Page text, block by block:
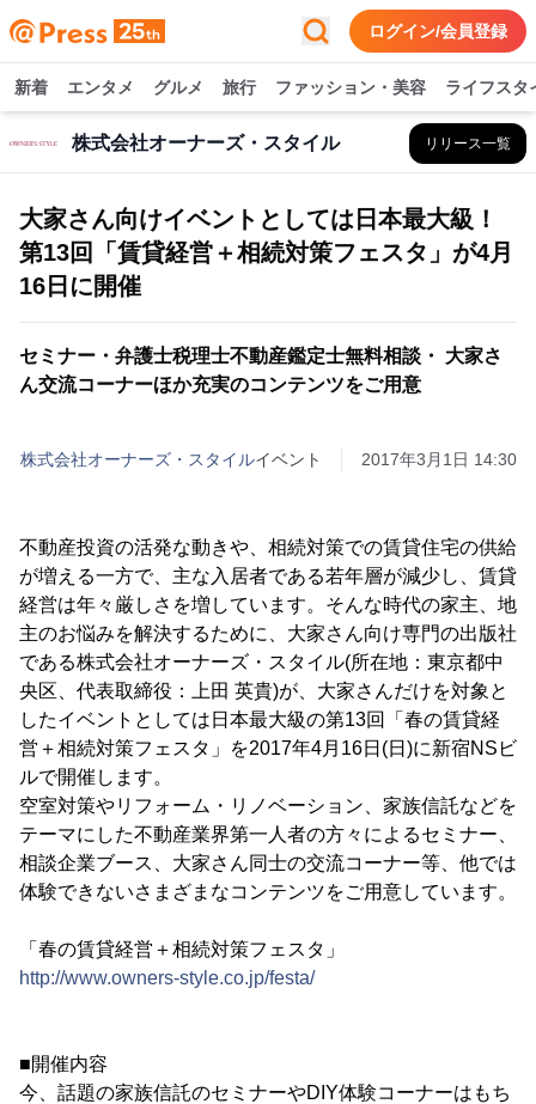
ログイン/会員登録
新着 エンタメ グルメ 旅行 ファッション・美容 ライフスタ
株式会社オーナーズ・スタイル リリース一覧
大家さん向けイベントとしては日本最大級！
第13回「賃貸経営＋相続対策フェスタ」が4月
16日に開催
セミナー・弁護士税理士不動産鑑定士無料相談・ 大家さ
ん交流コーナーほか充実のコンテンツをご用意
株式会社オーナーズ・スタイルイベント 2017年3月1日 14:30
不動産投資の活発な動きや、相続対策での賃貸住宅の供給
が増える一方で、主な入居者である若年層が減少し、賃貸
経営は年々厳しさを増しています。そんな時代の家主、地
主のお悩みを解決するために、大家さん向け専門の出版社
である株式会社オーナーズ・スタイル(所在地：東京都中
央区、代表取締役：上田 英貴)が、大家さんだけを対象と
したイベントとしては日本最大級の第13回「春の賃貸経
営＋相続対策フェスタ」を2017年4月16日(日)に新宿NSビ
ルで開催します。
空室対策やリフォーム・リノベーション、家族信託などを
テーマにした不動産業界第一人者の方々によるセミナー、
相談企業ブース、大家さん同士の交流コーナー等、他では
体験できないさまざまなコンテンツをご用意しています。
「春の賃貸経営＋相続対策フェスタ」
http://www.owners-style.co.jp/festa/
■開催内容
今、話題の家族信託のセミナーやDIY体験コーナーはもち